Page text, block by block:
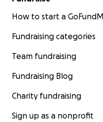
dokumentaation
tapausnumero on HPS/
Jokainen lahjoitus
jälkeen. Kiitos paljon
selviytymään tämän
How to start a
Fundraising categories
Team fundraising
Fundraising Blog
Charity fundraising
Sign up as a nonprofit